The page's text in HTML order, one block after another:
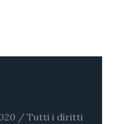
/ Tutti i diritti